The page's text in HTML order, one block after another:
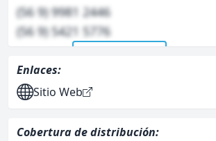
(56 9) 9981 2446
(56 9) 5421 5776
Enlaces:
Sitio Web
Cobertura de distribución: